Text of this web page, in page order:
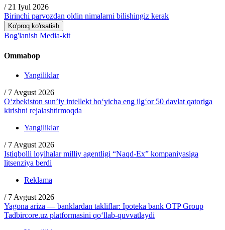
/ 21 Iyul 2026
Birinchi parvozdan oldin nimalarni bilishingiz kerak
Ko'proq ko'rsatish
Bog'lanish Media-kit
Ommabop
Yangiliklar
/ 7 Avgust 2026
O‘zbekiston sun’iy intellekt bo‘yicha eng ilg‘or 50 davlat qatoriga
kirishni rejalashtirmoqda
Yangiliklar
/ 7 Avgust 2026
Istiqbolli loyihalar milliy agentligi “Naqd-Ex” kompaniyasiga
litsenziya berdi
Reklama
/ 7 Avgust 2026
Yagona ariza — banklardan takliflar: Ipoteka bank OTP Group
Tadbircore.uz platformasini qo‘llab-quvvatlaydi